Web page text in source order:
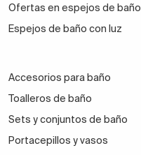
Ofertas en espejos de baño
Espejos de baño con luz
Accesorios para baño
Toalleros de baño
Sets y conjuntos de baño
Portacepillos y vasos